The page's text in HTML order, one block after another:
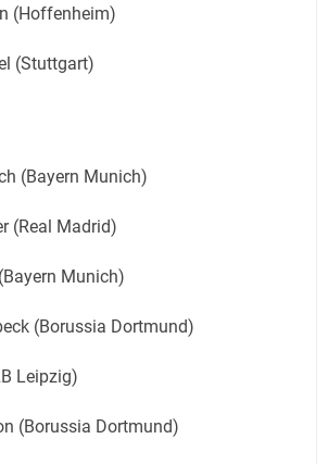
(Hoffenheim)
(Stuttgart)
(Bayern Munich)
(Real Madrid)
Munich)
(Borussia Dortmund)
Leipzig)
(Borussia Dortmund)